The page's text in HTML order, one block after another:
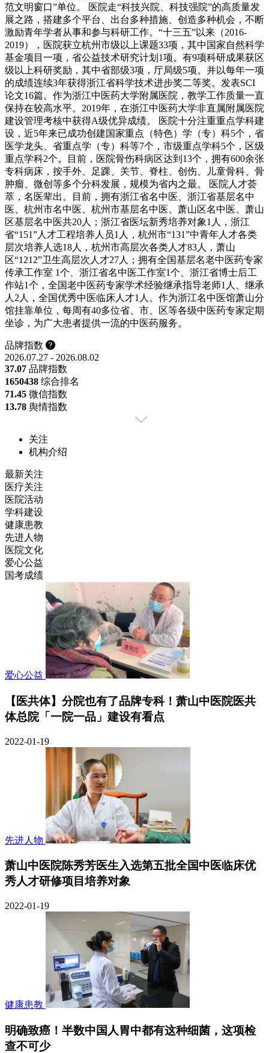
范文明窗口”单位。 医院走“科技兴院、科技强院”的高质量发
展之路，搭建多个平台、出台多种措施、创造多种机会，不断
激励青年学者从事和参与科研工作。“十三五”以来（2016-
2019），医院获立杭州市级以上课题33项，其中国家自然科学
基金项目一项，省公益技术研究计划1项。有9项科研成果获区
级以上科研奖励，其中省部级3项，厅局级5项。并以每年一项
的成绩连续3年获得浙江省科学技术进步奖二等奖。发表SCI
论文16篇。作为浙江中医药大学附属医院，教学工作质量一直
保持在较高水平。2019年，在浙江中医药大学非直属附属医院
建设管理考核中获得A级优异成绩。 医院十分注重重点学科建
设，近5年来已成功创建国家重点（特色）学（专）科5个，省
医学龙头、省重点学（专）科等7个，市级重点学科5个，区级
重点学科2个。目前，医院骨伤科病区达到13个，拥有600余张
专科病床，按手外、足踝、关节、脊柱、创伤、儿童骨科、骨
肿瘤、微创等多个分科发展，规模为省内之最。 医院人才荟
萃，名医辈出。目前，拥有浙江省名中医、浙江省基层名中
医、杭州市名中医、杭州市基层名中医、萧山区名中医、萧山
区基层名中医共20人；浙江省医坛新秀培养对象1人，浙江
省“151”人才工程培养人员1人，杭州市“131”中青年人才各类
层次培养人选18人，杭州市高层次各类人才83人，萧山
区“1212”卫生高层次人才27人；拥有全国基层名老中医药专家
传承工作室 1个、浙江省名中医工作室1个、浙江省博士后工
作站1个，全国老中医药专家学术经验继承指导老师1人、继承
人2人，全国优秀中医临床人才1人。作为浙江名中医馆萧山分
馆挂靠单位，每周有40多位省、市、区等各级中医药专家定期
坐诊，为广大患者提供一流的中医药服务。
品牌指数
2026.07.27 - 2026.08.02
37.07 品牌指数
1650438 综合排名
71.45 微信指数
13.78 舆情指数
关注
机构介绍
最新关注
医疗关注
医院活动
学科建设
健康患教
先进人物
医院文化
爱心公益
国考成绩
爱心公益
【医共体】分院也有了品牌专科！萧山中医院医共
体总院「一院一品」建设有看点
2022-01-19
先进人物
萧山中医院陈秀芳医生入选第五批全国中医临床优
秀人才研修项目培养对象
2022-01-19
健康患教
明确致癌！半数中国人胃中都有这种细菌，这项检
查不可少